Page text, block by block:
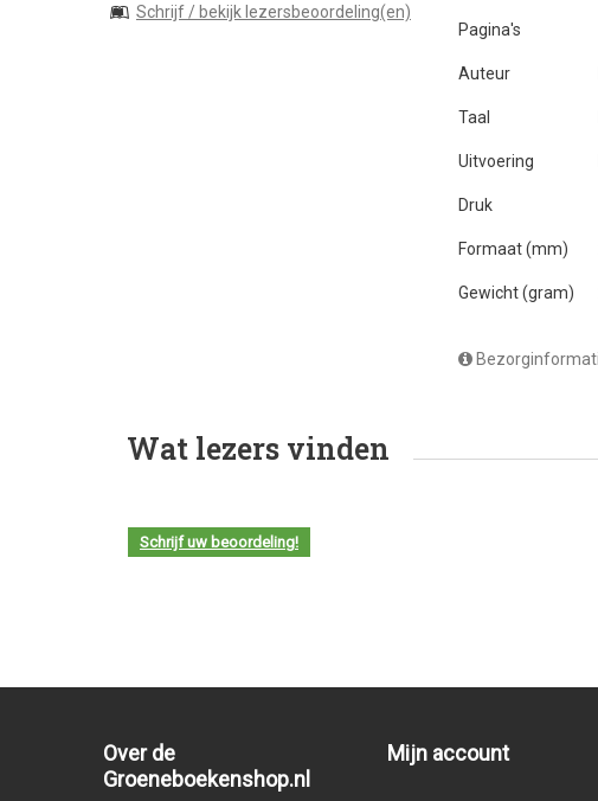
Schrijf / bekijk lezersbeoordeling(en)
Pagina's
Auteur
Taal
Uitvoering
Druk
Formaat (mm)
Gewicht (gram)
Wat lezers vinden
Schrijf uw beoordeling!
Over de
Groeneboekenshop.nl
Mijn account